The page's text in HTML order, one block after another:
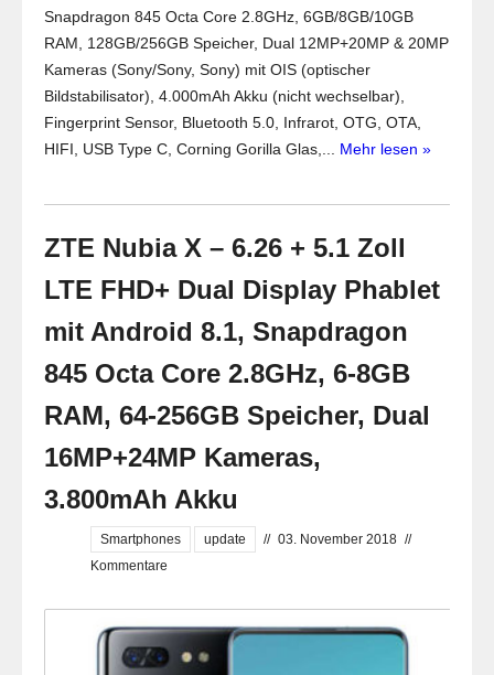
Snapdragon 845 Octa Core 2.8GHz, 6GB/8GB/10GB
RAM, 128GB/256GB Speicher, Dual 12MP+20MP & 20MP
Kameras (Sony/Sony, Sony) mit OIS (optischer
Bildstabilisator), 4.000mAh Akku (nicht wechselbar),
Fingerprint Sensor, Bluetooth 5.0, Infrarot, OTG, OTA,
HIFI, USB Type C, Corning Gorilla Glas,... Mehr lesen »
ZTE Nubia X – 6.26 + 5.1 Zoll
LTE FHD+ Dual Display Phablet
mit Android 8.1, Snapdragon
845 Octa Core 2.8GHz, 6-8GB
RAM, 64-256GB Speicher, Dual
16MP+24MP Kameras,
3.800mAh Akku
Smartphones update // 03. November 2018 //
Kommentare